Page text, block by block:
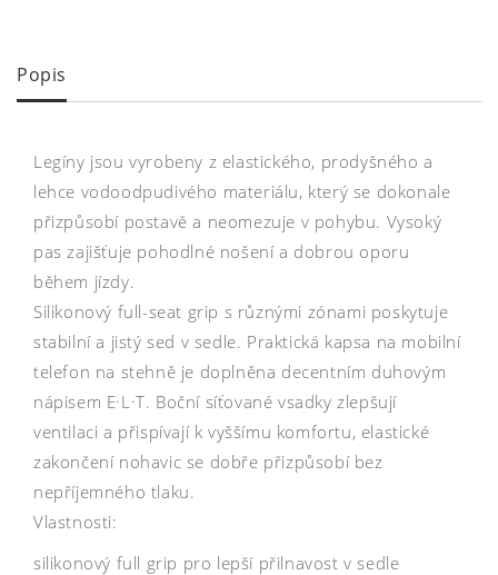
Popis
Legíny jsou vyrobeny z elastického, prodyšného a
lehce vodoodpudivého materiálu, který se dokonale
přizpůsobí postavě a neomezuje v pohybu. Vysoký
pas zajišťuje pohodlné nošení a dobrou oporu
během jízdy.
Silikonový full-seat grip s různými zónami poskytuje
stabilní a jistý sed v sedle. Praktická kapsa na mobilní
telefon na stehně je doplněna decentním duhovým
nápisem E·L·T. Boční síťované vsadky zlepšují
ventilaci a přispívají k vyššímu komfortu, elastické
zakončení nohavic se dobře přizpůsobí bez
nepříjemného tlaku.
Vlastnosti:
silikonový full grip pro lepší přilnavost v sedle